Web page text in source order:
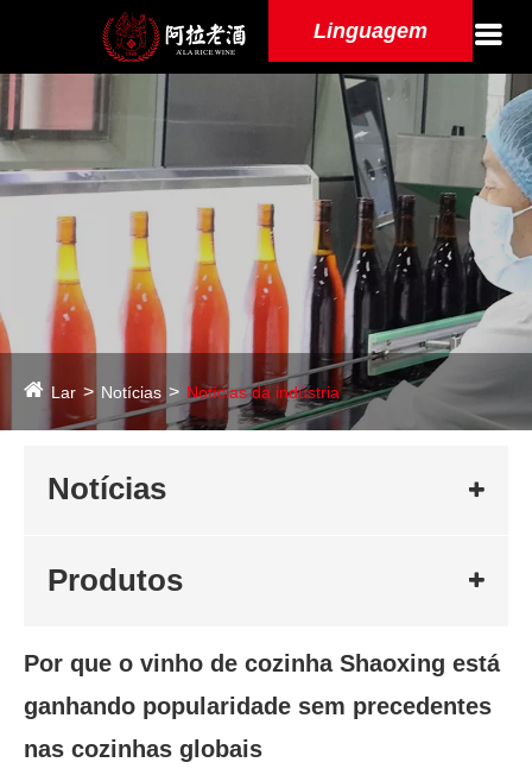
Linguagem
Lar Notícias Notícias da indústria
Notícias
Produtos
Por que o vinho de cozinha Shaoxing está
ganhando popularidade sem precedentes
nas cozinhas globais